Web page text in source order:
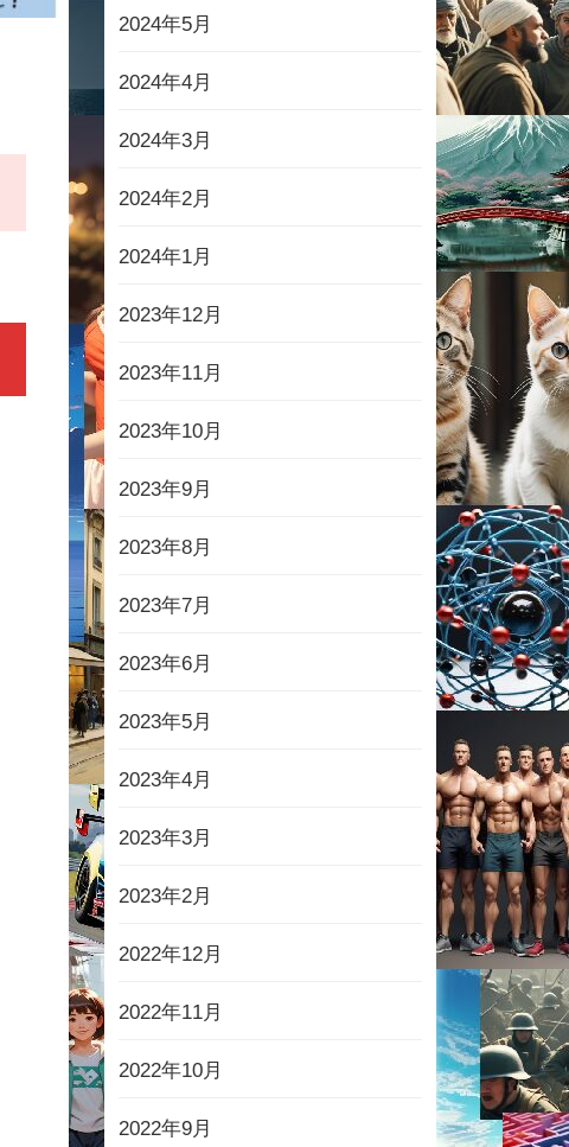
2024年5月
2024年4月
2024年3月
2024年2月
2024年1月
2023年12月
2023年11月
2023年10月
2023年9月
2023年8月
2023年7月
2023年6月
2023年5月
2023年4月
2023年3月
2023年2月
2022年12月
2022年11月
2022年10月
2022年9月